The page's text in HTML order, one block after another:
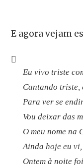
E agora vejam
Eu vivo triste
Cantando triste,
Para ver se
Vou deixar das
O meu nome na
Ainda hoje eu
Ontem à noite